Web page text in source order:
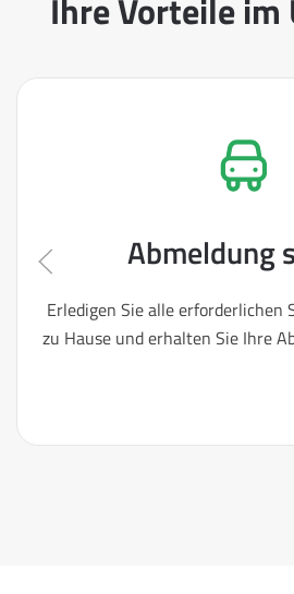
Ihre Vorteile im
Abmeldung
Erledigen Sie alle erforderlichen
zu Hause und erhalten Sie Ihre